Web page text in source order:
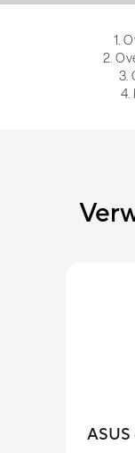
1.
2.
3.
4.